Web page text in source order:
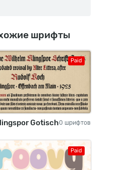
шрифты
Paid
Gotisch0 шрифтов
Paid